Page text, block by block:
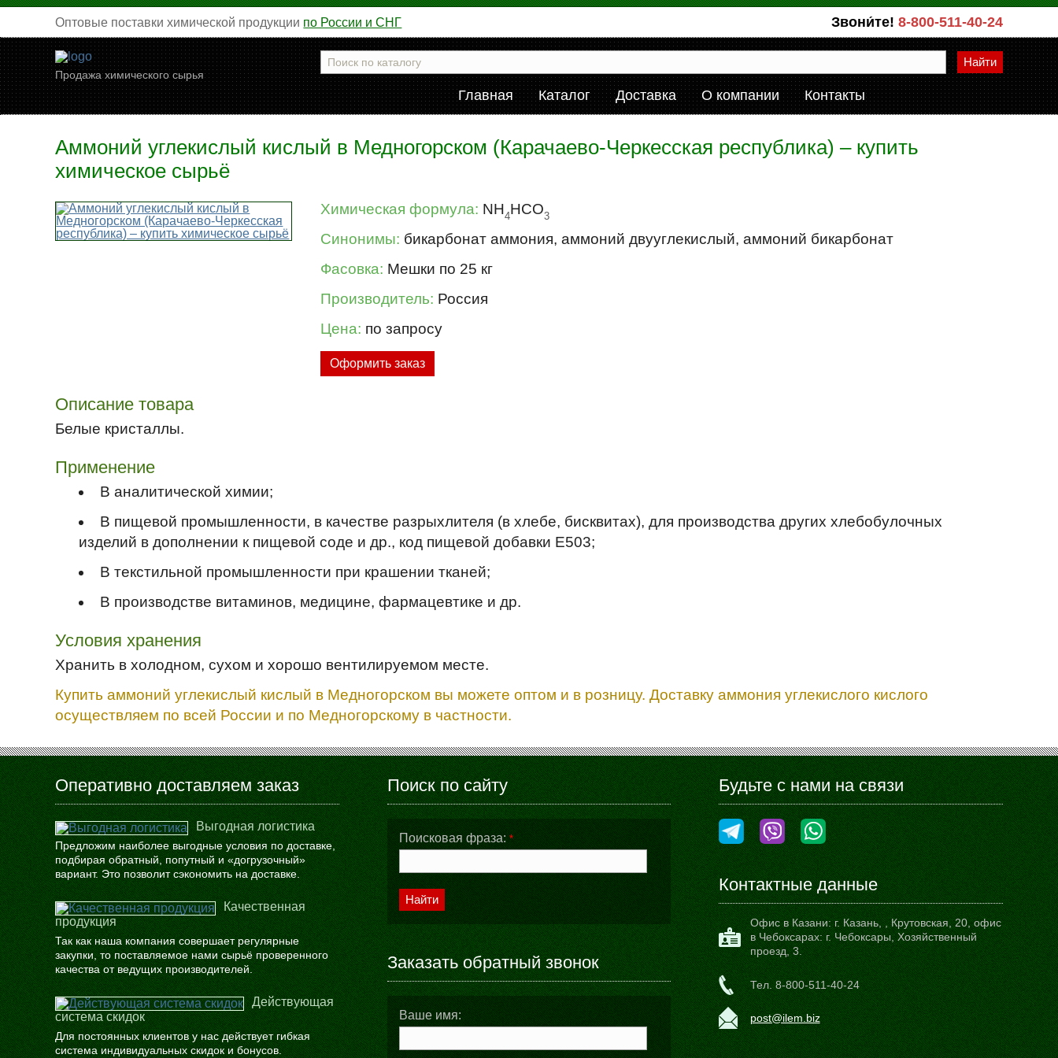
Оптовые поставки химической продукции по России и СНГ Звони́те! 8-800-511-40-24
Продажа химического сырья
Найти
Главная Каталог Доставка О компании Контакты
Аммоний углекислый кислый в Медногорском (Карачаево-Черкесская республика) – купить
химическое сырьё
Химическая формула: NH4HCO3
Синонимы: бикарбонат аммония, аммоний двууглекислый, аммоний бикарбонат
Фасовка: Мешки по 25 кг
Производитель: Россия
Цена: по запросу
Оформить заказ
Описание товара
Белые кристаллы.
Применение
В аналитической химии;
В пищевой промышленности, в качестве разрыхлителя (в хлебе, бисквитах), для производства других хлебобулочных
изделий в дополнении к пищевой соде и др., код пищевой добавки Е503;
В текстильной промышленности при крашении тканей;
В производстве витаминов, медицине, фармацевтике и др.
Условия хранения
Хранить в холодном, сухом и хорошо вентилируемом месте.
Купить аммоний углекислый кислый в Медногорском вы можете оптом и в розницу. Доставку аммония углекислого кислого
осуществляем по всей России и по Медногорскому в частности.
Оперативно доставляем заказ
Выгодная логистика
Предложим наиболее выгодные условия по доставке,
подбирая обратный, попутный и «догрузочный»
вариант. Это позволит сэкономить на доставке.
Качественная
продукция
Так как наша компания совершает регулярные
закупки, то поставляемое нами сырьё проверенного
качества от ведущих производителей.
Действующая
система скидок
Для постоянных клиентов у нас действует гибкая
система индивидуальных скидок и бонусов.
Поиск по сайту
Поисковая фраза: *
Найти
Заказать обратный звонок
Ваше имя:
Будьте с нами на связи
Контактные данные
Офис в Казани: г. Казань,,Крутовская, 20, офис
в Чебоксарах: г. Чебоксары, Хозяйственный
проезд, 3.
Тел.8-800-511-40-24
post@ilem.biz